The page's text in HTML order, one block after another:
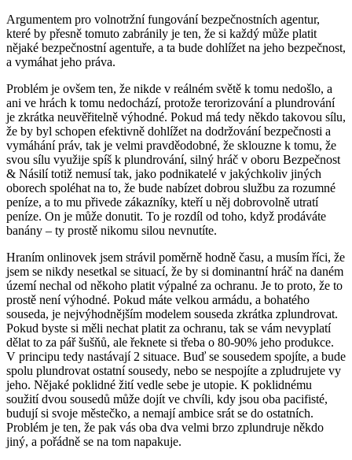
Argumentem pro volnotržní fungování bezpečnostních agentur,
které by přesně tomuto zabránily je ten, že si každý může platit
nějaké bezpečnostní agentuře, a ta bude dohlížet na jeho bezpečnost,
a vymáhat jeho práva.
Problém je ovšem ten, že nikde v reálném světě k tomu nedošlo, a
ani ve hrách k tomu nedochází, protože terorizování a plundrování
je zkrátka neuvěřitelně výhodné. Pokud má tedy někdo takovou sílu,
že by byl schopen efektivně dohlížet na dodržování bezpečnosti a
vymáhání práv, tak je velmi pravděodobné, že sklouzne k tomu, že
svou sílu využije spíš k plundrování, silný hráč v oboru Bezpečnost
& Násilí totiž nemusí tak, jako podnikatelé v jakýchkoliv jiných
oborech spoléhat na to, že bude nabízet dobrou službu za rozumné
peníze, a to mu přivede zákazníky, kteří u něj dobrovolně utratí
peníze. On je může donutit. To je rozdíl od toho, když prodáváte
banány – ty prostě nikomu silou nevnutíte.
Hraním onlinovek jsem strávil poměrně hodně času, a musím říci, že
jsem se nikdy nesetkal se situací, že by si dominantní hráč na daném
území nechal od někoho platit výpalné za ochranu. Je to proto, že to
prostě není výhodné. Pokud máte velkou armádu, a bohatého
souseda, je nejvýhodnějším modelem souseda zkrátka zplundrovat.
Pokud byste si měli nechat platit za ochranu, tak se vám nevyplatí
dělat to za pář šušňů, ale řeknete si třeba o 80-90% jeho produkce.
V principu tedy nastávají 2 situace. Buď se sousedem spojíte, a bude
spolu plundrovat ostatní sousedy, nebo se nespojíte a zpludrujete vy
jeho. Nějaké poklidné žití vedle sebe je utopie. K poklidnému
soužití dvou sousedů může dojít ve chvíli, kdy jsou oba pacifisté,
budují si svoje městečko, a nemají ambice srát se do ostatních.
Problém je ten, že pak vás oba dva velmi brzo zplundruje někdo
jiný, a pořádně se na tom napakuje.